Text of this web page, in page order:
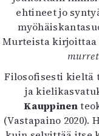
ehtineet jo
Murteista kirjoittaa
Filosofisesti kieltä
ja
Kauppinen
(Vastapaino 2020).